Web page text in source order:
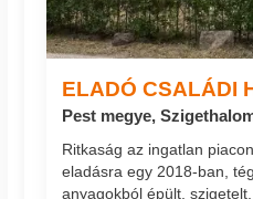
ELADÓ CSALÁDI
Pest megye,
Ritkaság az ingatlan
eladásra egy 2018-ban,
anyagokból épült,